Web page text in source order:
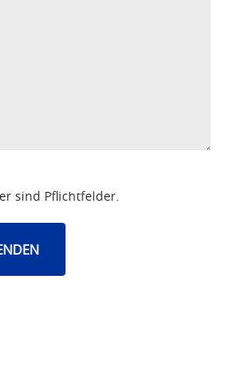
sind Pflichtfelder.